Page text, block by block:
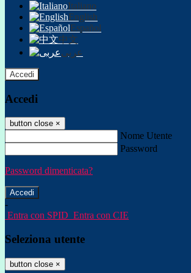
Italiano
English
Español
中文
عربى
Accedi
Accedi
button close ×
Nome Utente
Password
Password dimenticata?
-
Entra con SPID Entra con CIE
Seleziona utente
button close ×